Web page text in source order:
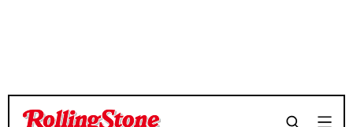
TEMPO DI LETTURA 7 MINUTI SHARE
TEMPO DI LETTURA 7 MINUTI SHARE